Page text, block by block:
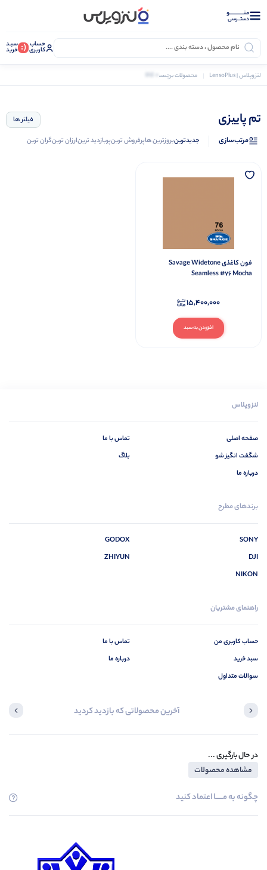
منــــــــــــو
دستــرسی
حساب
کاربری (: سبـد
خرید
لنزوپلاس | LensoPlus محصولات برچسب خورده “تم پاییزی”
تم پاییزی فیلتر ها
مرتب‌سازی جدیدترینبروزترین هاپرفروش ترینپربازدید ترینارزان ترینگران ترین
فون کاغذی Savage Widetone
Seamless #76 Mocha
افزودن به سبد
15,400,000
لنزوپلاس
صفحه اصلی
شگفت انگیز شو
درباره ما
تماس با ما
بلاگ
برندهای مطرح
SONY
DJI
NIKON
GODOX
ZHIYUN
راهنمای مشتریان
حساب کاربری من
سبد خرید
سوالات متداول
تماس با ما
درباره ما
آخرین محصولاتی که بازدید کردید
در حال بارگیری ...
مشاهده محصولات
چگونه به مــــــا اعتماد کنید